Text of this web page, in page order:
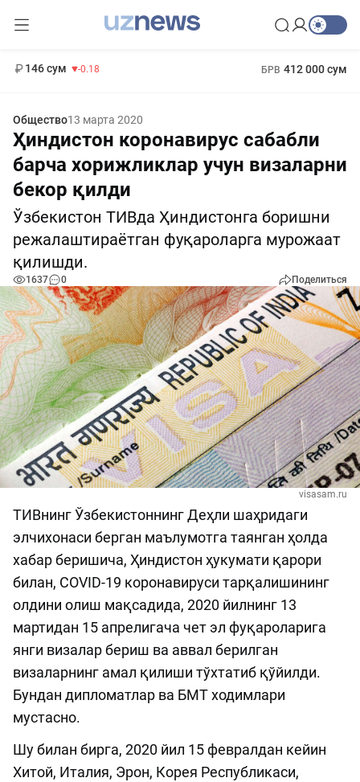
146 сум -0.18 БРВ 412 000 сум
Общество13 марта 2020
Ҳиндистон коронавирус сабабли
барча хорижликлар учун визаларни
бекор қилди
Ўзбекистон ТИВда Ҳиндистонга боришни
режалаштираётган фуқароларга мурожаат
қилишди.
1637 0 Поделиться
visasam.ru
ТИВнинг Ўзбекистоннинг Деҳли шаҳридаги
элчихонаси берган маълумотга таянган ҳолда
хабар беришича, Ҳиндистон ҳукумати қарори
билан, COVID-19 коронавируси тарқалишининг
олдини олиш мақсадида, 2020 йилнинг 13
мартидан 15 апрелигача чет эл фуқароларига
янги визалар бериш ва аввал берилган
визаларнинг амал қилиши тўхтатиб қўйилди.
Бундан дипломатлар ва БМТ ходимлари
мустасно.
Шу билан бирга, 2020 йил 15 февралдан кейин
Хитой, Италия, Эрон, Корея Республикаси,